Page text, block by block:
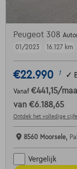
Peugeot 308
01/2023
16.127 km
€22.990 1 ✓
Vanaf €441,15/
van €6.188,65
Ontdek het volledige
8560 Moorsele,
Vergelijk